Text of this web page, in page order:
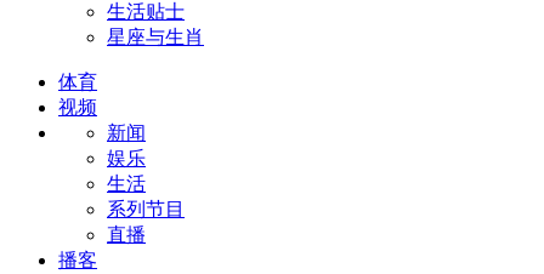
生活贴士
星座与生肖
体育
视频
新闻
娱乐
生活
系列节目
直播
播客